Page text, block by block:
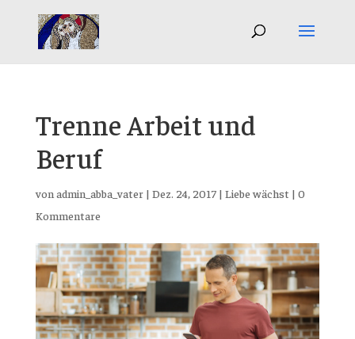
Trenne Arbeit und
Beruf
von admin_abba_vater| Dez. 24, 2017| Liebe wächst | 0
Kommentare